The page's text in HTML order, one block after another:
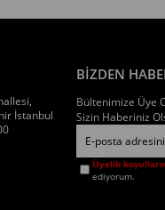
İstanbul
BİZDEN
Bültenimize Üye
Sizin Haberiniz
Üyelik
ediyorum.